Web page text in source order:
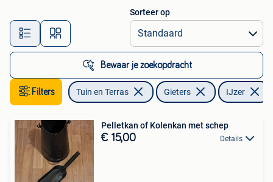
Alle afstanden…
Sorteer op
Bewaar je zoekopdracht
Filters Tuin en Terras Gieters IJzer
Pelletkan of Kolenkan met schep
€ 15,00 Details